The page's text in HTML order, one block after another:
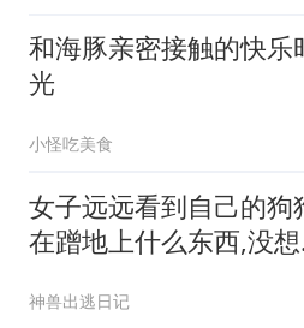
和海豚亲密接触的快乐
光
小怪吃美食
女子远远看到自己的狗
在蹭地上什么东西,没想
神兽出逃日记